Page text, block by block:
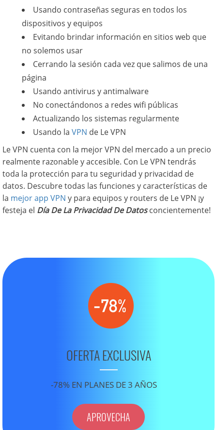
Usando contraseñas seguras en todos los
dispositivos y equipos
Evitando brindar información en sitios web que
no solemos usar
Cerrando la sesión cada vez que salimos de una
página
Usando antivirus y antimalware
No conectándonos a redes wifi públicas
Actualizando los sistemas regularmente
Usando la VPN de Le VPN
Le VPN cuenta con la mejor VPN del mercado a un precio
realmente razonable y accesible. Con Le VPN tendrás
toda la protección para tu seguridad y privacidad de
datos. Descubre todas las funciones y características de
la mejor app VPN y para equipos y routers de Le VPN ¡y
festeja el Día De La Privacidad De Datosconcientemente!
OFERTA EXCLUSIVA
-78% EN PLANES DE 3 AÑOS
APROVECHA